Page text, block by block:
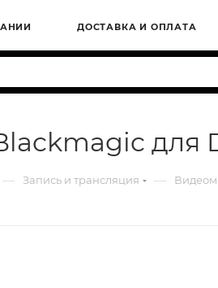
ДОСТАВКА И ОПЛАТА
для
— Запись и трансляция —